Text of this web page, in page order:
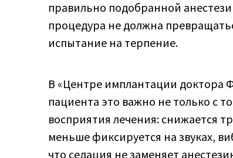
правильно подобранной
процедура не должна
испытание на терпение.
В «Центре имплантации доктора
пациента это важно не только с
восприятия лечения: снижается
меньше фиксируется на звуках,
что седация не заменяет